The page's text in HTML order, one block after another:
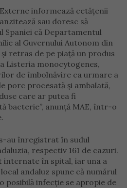
informează cetăţenii
sau doresc să
Spaniei că Departamentul
al Guvernului Autonom din
retras de pe piaţă un produs
Listeria monocytogenes,
de îmbolnăvire ca urmare a
porc procesată şi ambalată,
care ar putea fi
bacterie”, anunță MAE, într-o
au înregistrat în sudul
respectiv 161 de cazuri.
internate în spital, iar una a
andaluz spune că numărul
posibilă infecţie se apropie de